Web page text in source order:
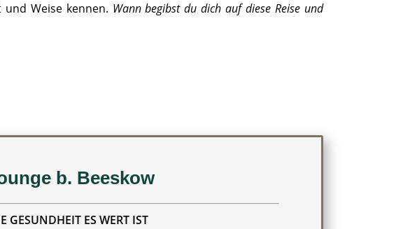
Weise kennen. Wann begibst du dich auf diese Reise und
b. Beeskow
GESUNDHEIT ES WERT IST